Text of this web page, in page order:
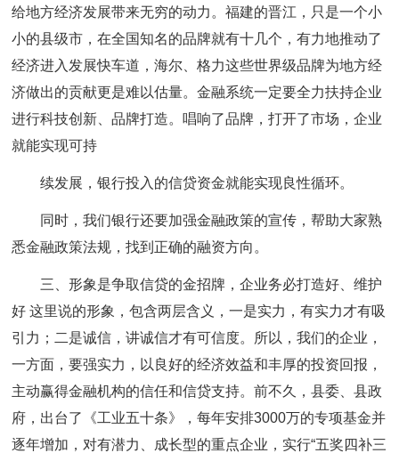
给地方经济发展带来无穷的动力。福建的晋江，只是一个小
小的县级市，在全国知名的品牌就有十几个，有力地推动了
经济进入发展快车道，海尔、格力这些世界级品牌为地方经
济做出的贡献更是难以估量。金融系统一定要全力扶持企业
进行科技创新、品牌打造。唱响了品牌，打开了市场，企业
就能实现可持
续发展，银行投入的信贷资金就能实现良性循环。
同时，我们银行还要加强金融政策的宣传，帮助大家熟
悉金融政策法规，找到正确的融资方向。
三、形象是争取信贷的金招牌，企业务必打造好、维护
好 这里说的形象，包含两层含义，一是实力，有实力才有吸
引力；二是诚信，讲诚信才有可信度。所以，我们的企业，
一方面，要强实力，以良好的经济效益和丰厚的投资回报，
主动赢得金融机构的信任和信贷支持。前不久，县委、县政
府，出台了《工业五十条》，每年安排3000万的专项基金并
逐年增加，对有潜力、成长型的重点企业，实行“五奖四补三